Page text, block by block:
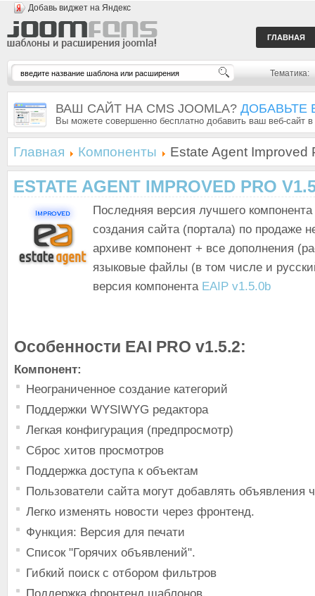
Добавь виджет на Яндекс
ГЛАВНАЯ
Тематика:
ВАШ САЙТ НА CMS JOOMLA? ДОБАВЬТЕ
Вы можете совершенно бесплатно добавить ваш веб-сайт
Главная Компоненты Estate Agent Improved
ESTATE AGENT IMPROVED PRO
Последняя версия лучшего
создания сайта (портала) по продаже
архиве компонент + все дополнения
языковые файлы (в том числе и
версия компонента EAIP v1.5.0b
Особенности EAI PRO v1.5.2:
Компонент:
Неограниченное создание категорий
Поддержки WYSIWYG редактора
Легкая конфигурация (предпросмотр)
Сброс хитов просмотров
Поддержка доступа к объектам
Пользователи сайта могут добавлять объявления
Легко изменять новости через фронтенд.
Функция: Версия для печати
Список "Горячих объявлений".
Гибкий поиск с отбором фильтров